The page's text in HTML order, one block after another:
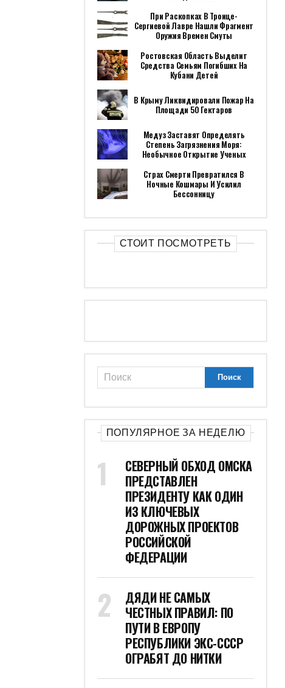
При Раскопках В Троице-
Сергиевой Лавре Нашли Фрагмент
Оружия Времен Смуты
Ростовская Область Выделит
Средства Семьям Погибших На
Кубани Детей
В Крыму Ликвидировали Пожар На
Площади 50 Гектаров
Медуз Заставят Определять
Степень Загрязнения Моря:
Необычное Открытие Ученых
Страх Смерти Превратился В
Ночные Кошмары И Усилил
Бессонницу
СТОИТ ПОСМОТРЕТЬ
ПОПУЛЯРНОЕ ЗА НЕДЕЛЮ
СЕВЕРНЫЙ ОБХОД ОМСКА
ПРЕДСТАВЛЕН
ПРЕЗИДЕНТУ КАК ОДИН
ИЗ КЛЮЧЕВЫХ
ДОРОЖНЫХ ПРОЕКТОВ
РОССИЙСКОЙ
ФЕДЕРАЦИИ
ДЯДИ НЕ САМЫХ
ЧЕСТНЫХ ПРАВИЛ: ПО
ПУТИ В ЕВРОПУ
РЕСПУБЛИКИ ЭКС-СССР
ОГРАБЯТ ДО НИТКИ